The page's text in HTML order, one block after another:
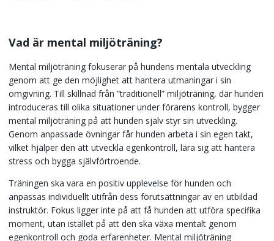
Vad är mental miljöträning?
Mental miljöträning fokuserar på hundens mentala utveckling
genom att ge den möjlighet att hantera utmaningar i sin
omgivning. Till skillnad från ”traditionell” miljöträning, där hunden
introduceras till olika situationer under förarens kontroll, bygger
mental miljöträning på att hunden själv styr sin utveckling.
Genom anpassade övningar får hunden arbeta i sin egen takt,
vilket hjälper den att utveckla egenkontroll, lära sig att hantera
stress och bygga självförtroende.
Träningen ska vara en positiv upplevelse för hunden och
anpassas individuellt utifrån dess förutsättningar av en utbildad
instruktör. Fokus ligger inte på att få hunden att utföra specifika
moment, utan istället på att den ska växa mentalt genom
egenkontroll och goda erfarenheter. Mental miljöträning